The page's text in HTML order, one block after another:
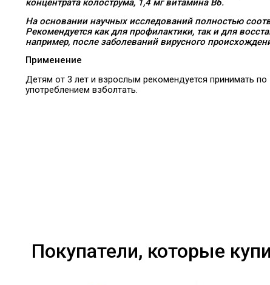
концентрата колострума, 1,4 мг витамина В6.
На основании научных исследований полностью
Рекомендуется как для профилактики, так и для
например, после заболеваний вирусного
Применение
Детям от 3 лет и взрослым рекомендуется принимать
употреблением взболтать.
Покупатели, которые